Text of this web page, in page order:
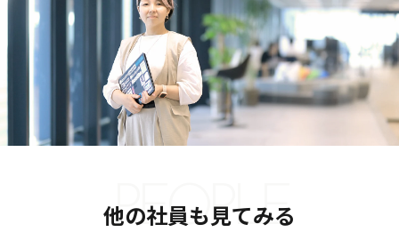
PEOPLE
他の社員も見てみる